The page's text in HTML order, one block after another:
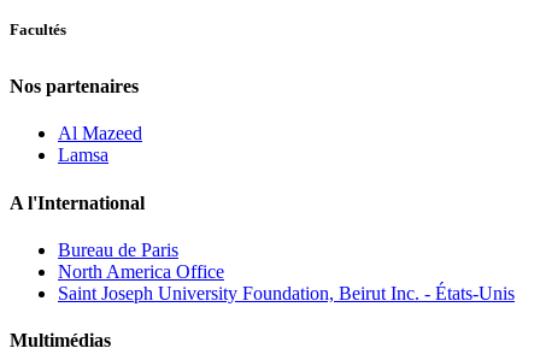
Facultés
Nos partenaires
Al Mazeed
Lamsa
A l'International
Bureau de Paris
North America Office
Saint Joseph University Foundation, Beirut Inc. - États-Unis
Multimédias